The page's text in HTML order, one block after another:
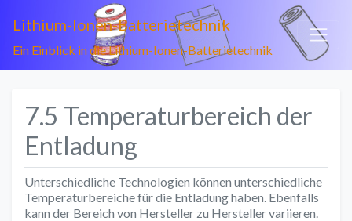
Lithium-Ionen-Batterietechnik
Ein Einblick in die Lithium-Ionen-Batterietechnik
7.5 Temperaturbereich der
Entladung
Unterschiedliche Technologien können unterschiedliche
Temperaturbereiche für die Entladung haben. Ebenfalls
kann der Bereich von Hersteller zu Hersteller variieren.